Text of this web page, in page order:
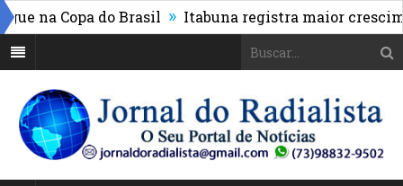
Copa do Brasil » Itabuna registra maior